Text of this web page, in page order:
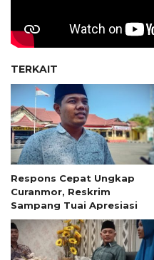
TERKAIT
Respons Cepat Ungkap
Curanmor, Reskrim
Sampang Tuai Apresiasi